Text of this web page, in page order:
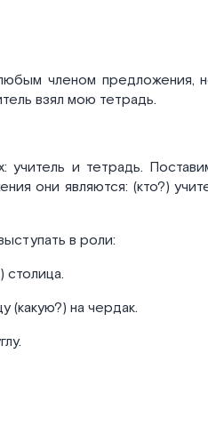
членом предложения,
взял мою тетрадь.
и тетрадь.
они являются: (кто?)
в роли:
столица.
(какую?) на чердак.